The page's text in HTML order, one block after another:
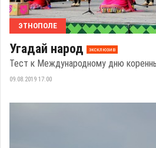
ЭТНОПОЛЕ
Угадай народ эксклюзив
Тест к Международному дню
09.08.2019 17:00